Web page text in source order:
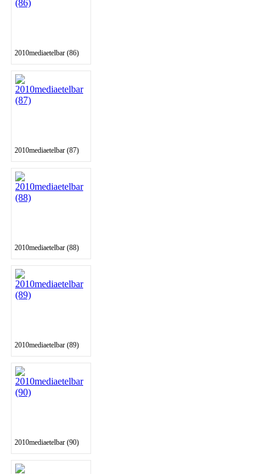
2010mediaetelbar (86)
2010mediaetelbar (87)
2010mediaetelbar (88)
2010mediaetelbar (89)
2010mediaetelbar (90)